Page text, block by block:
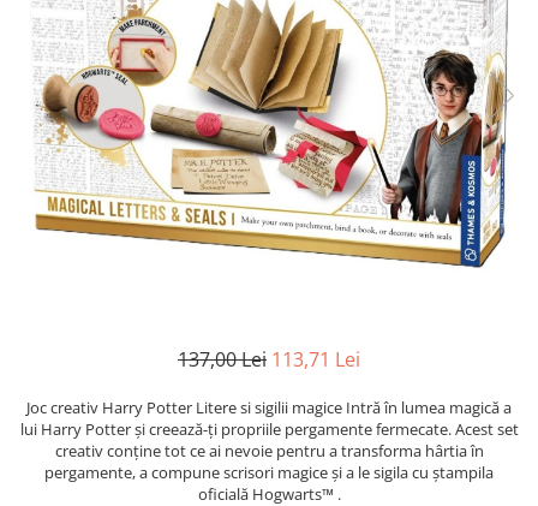
Jocuri cu dinozauri
Jucării de pluș
Jocuri educative pentru
școală/grădiniță
Agende
Cărţi de colorat, activități, apa
Accesorii diverse
LEGO Friends
LEGO Ninjago
LEGO Minecraft
LEGO DREAMZzz
LEGO Star Wars
LEGO Gabby s Dollhouse
LEGO Jurassic World
LEGO Sonic the Hedgehog
LEGO Wicked
137,00 Lei 113,71 Lei
Joc creativ Harry Potter Litere si sigilii magice Intră în lumea magică a
lui Harry Potter și creează-ți propriile pergamente fermecate. Acest set
creativ conține tot ce ai nevoie pentru a transforma hârtia în
pergamente, a compune scrisori magice și a le sigila cu ștampila
oficială Hogwarts™ .